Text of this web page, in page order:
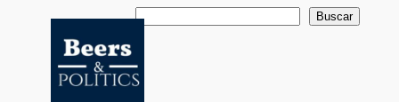
contenido
Buscar Buscar